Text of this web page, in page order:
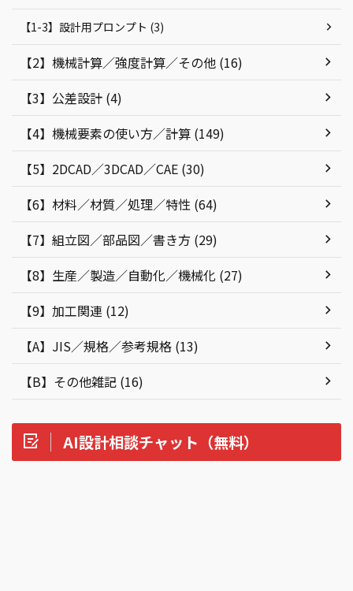
【1-3】設計用プロンプト (3)
【2】機械計算／強度計算／その他 (16)
【3】公差設計 (4)
【4】機械要素の使い方／計算 (149)
【5】2DCAD／3DCAD／CAE (30)
【6】材料／材質／処理／特性 (64)
【7】組立図／部品図／書き方 (29)
【8】生産／製造／自動化／機械化 (27)
【9】加工関連 (12)
【A】JIS／規格／参考規格 (13)
【B】その他雑記 (16)
AI設計相談チャット（無料）